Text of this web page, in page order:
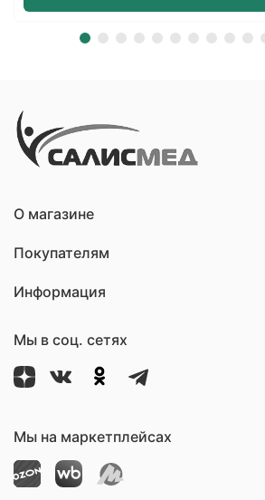
О магазине
Покупателям
Информация
Мы в соц. сетях
Мы на маркетплейсах